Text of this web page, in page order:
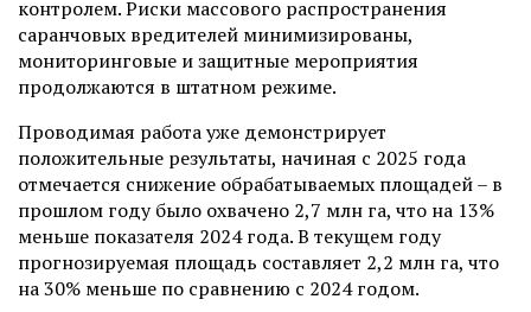
контролем. Риски массового распространения
саранчовых вредителей минимизированы,
мониторинговые и защитные мероприятия
продолжаются в штатном режиме.
Проводимая работа уже демонстрирует
положительные результаты, начиная с 2025 года
отмечается снижение обрабатываемых площадей – в
прошлом году было охвачено 2,7 млн га, что на 13%
меньше показателя 2024 года. В текущем году
прогнозируемая площадь составляет 2,2 млн га, что
на 30% меньше по сравнению с 2024 годом.